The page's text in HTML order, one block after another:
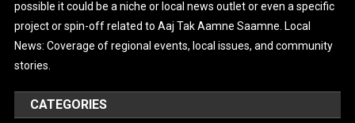
possible it could be a niche or local news outlet or even a specific
project or spin-off related to Aaj Tak Aamne Saamne. Local
News: Coverage of regional events, local issues, and community
stories.
CATEGORIES